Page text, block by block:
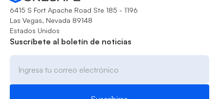
6415 S Fort Apache Road Ste 185 - 1196
Las Vegas, Nevada 89148
Estados Unidos
Suscríbete al boletín de noticias